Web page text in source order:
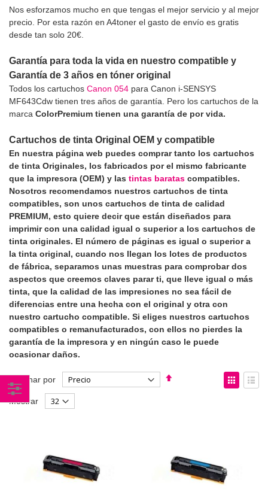
Nos esforzamos mucho en que tengas el mejor servicio y al mejor
precio. Por esta razón en A4toner el gasto de envío es gratis
desde tan solo 20€.
Garantía para toda la vida en nuestro compatible y
Garantía de 3 años en tóner original
Todos los cartuchos Canon 054 para Canon i-SENSYS
MF643Cdw tienen tres años de garantía. Pero los cartuchos de la
marca ColorPremium tienen una garantía de por vida.
Cartuchos de tinta Original OEM y compatible
En nuestra página web puedes comprar tanto los cartuchos
de tinta Originales, los fabricados por el mismo fabricante
que la impresora (OEM) y las tintas baratas compatibles.
Nosotros recomendamos nuestros cartuchos de tinta
compatibles, son unos cartuchos de tinta de calidad
PREMIUM, esto quiere decir que están diseñados para
imprimir con una calidad igual o superior a los cartuchos de
tinta originales. El número de páginas es igual o superior a
la tinta original, cuando nos llegan los lotes de productos
de fábrica, separamos unas muestras para comprobar dos
aspectos que creemos claves parar ti, que lleve igual o más
tinta, que la calidad de las impresiones no sea fácil de
diferencias entre una hecha con el original y otra con
nuestro cartucho compatible. Si eliges nuestros cartuchos
compatibles o remanufacturados, con ellos no pierdes la
garantía de la impresora y en ningún caso le puede
ocasionar daños.
Ordenar por
Fijar
Ver
como
Mostrar
Comprar